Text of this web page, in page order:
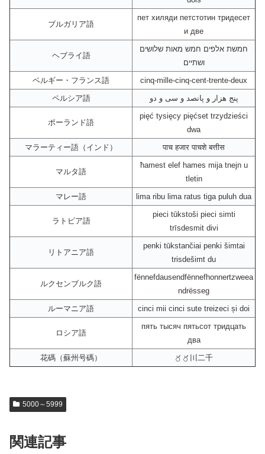
ブルガリア語
пет хиляди петстотин тридесет
и две
ヘブライ語
חמשת אלפים חמש מאות שלושים
ושתיים
ベルギー・フランス語
cinq-mille-cinq-cent-trente-deux
ペルシア語
پنج هزار و پانصد و سی و دو
ポーランド語
pięć tysięcy pięćset trzydzieści
dwa
マラーティー語（インド）
पाच हजार पाचशे बत्तीस
マルタ語
ħamest elef hames mija tnejn u
tletin
マレー語
lima ribu lima ratus tiga puluh dua
ラトビア語
pieci tūkstoši pieci simti
trīsdesmit divi
リトアニア語
penki tūkstančiai penki šimtai
trisdešimt du
ルクセンブルク語
fënnefdausendfënnefhonnertzweea
ndrësseg
ルーマニア語
cinci mii cinci sute treizeci și doi
ロシア語
пять тысяч пятьсот тридцать
два
花碼（蘇州号碼）
〥〥〣二千
5000～5999
関連記事